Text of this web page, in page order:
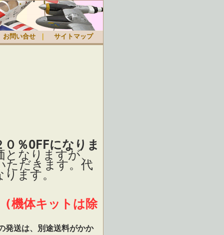
お問い合せ サイトマップ
％OFFになりま
となりますが、
ただきます。代
ます。
機体キットは除
発送は、別途送料がかか